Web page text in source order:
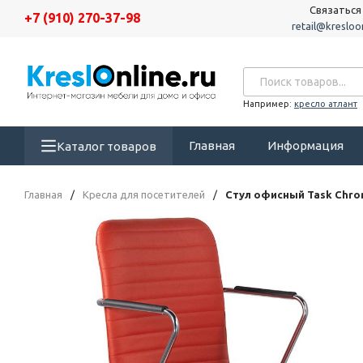
+7 (910) 270-37-98
Например: кресло атлант
Каталог товаров Главная Информация
Главная / Кресла для посетителей / Стул офисный Task